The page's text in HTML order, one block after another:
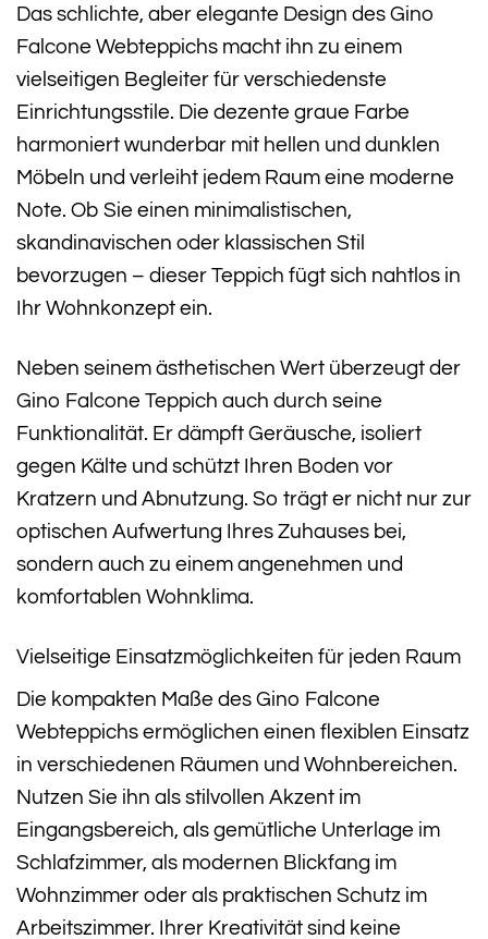
Das schlichte, aber elegante Design des Gino
Falcone Webteppichs macht ihn zu einem
vielseitigen Begleiter für verschiedenste
Einrichtungsstile. Die dezente graue Farbe
harmoniert wunderbar mit hellen und dunklen
Möbeln und verleiht jedem Raum eine moderne
Note. Ob Sie einen minimalistischen,
skandinavischen oder klassischen Stil
bevorzugen – dieser Teppich fügt sich nahtlos in
Ihr Wohnkonzept ein.
Neben seinem ästhetischen Wert überzeugt der
Gino Falcone Teppich auch durch seine
Funktionalität. Er dämpft Geräusche, isoliert
gegen Kälte und schützt Ihren Boden vor
Kratzern und Abnutzung. So trägt er nicht nur zur
optischen Aufwertung Ihres Zuhauses bei,
sondern auch zu einem angenehmen und
komfortablen Wohnklima.
Vielseitige Einsatzmöglichkeiten für jeden Raum
Die kompakten Maße des Gino Falcone
Webteppichs ermöglichen einen flexiblen Einsatz
in verschiedenen Räumen und Wohnbereichen.
Nutzen Sie ihn als stilvollen Akzent im
Eingangsbereich, als gemütliche Unterlage im
Schlafzimmer, als modernen Blickfang im
Wohnzimmer oder als praktischen Schutz im
Arbeitszimmer. Ihrer Kreativität sind keine